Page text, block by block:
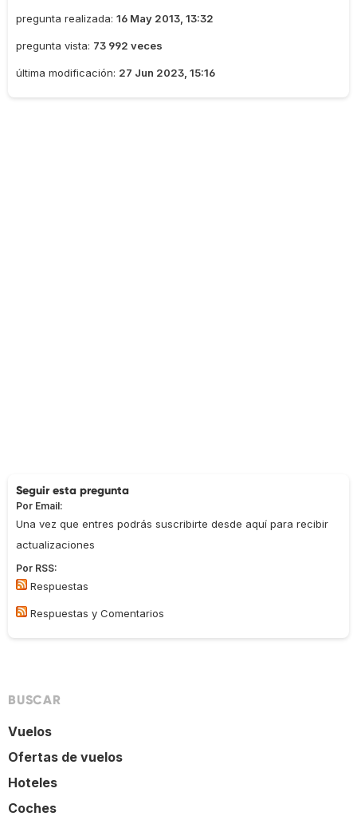
pregunta realizada: 16 May 2013, 13:32
pregunta vista: 73 992 veces
última modificación: 27 Jun 2023, 15:16
Seguir esta pregunta
Por Email:
Una vez que entres podrás suscribirte desde aquí para recibir
actualizaciones
Por RSS:
Respuestas
Respuestas y Comentarios
BUSCAR
Vuelos
Ofertas de vuelos
Hoteles
Coches